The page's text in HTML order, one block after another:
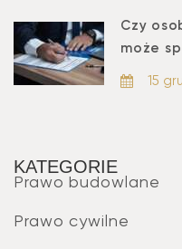
Czy
może
15
KATEGORIE
Prawo budowlane
Prawo cywilne